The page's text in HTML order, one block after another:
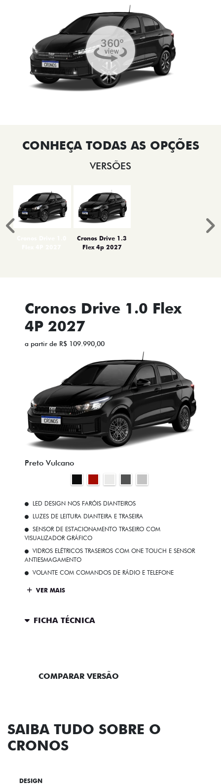
VERSÕES
Cronos Drive 1.3
Flex 4p 2027
Anterior
Cronos Drive 1.0 Flex
4P 2027
a partir de R$ 109.990,00
Preto Vulcano
LED DESIGN NOS FARÓIS DIANTEIROS
LUZES DE LEITURA DIANTEIRA E TRASEIRA
SENSOR DE ESTACIONAMENTO TRASEIRO COM
VISUALIZADOR GRÁFICO
VIDROS ELÉTRICOS TRASEIROS COM ONE TOUCH E SENSOR
ANTIESMAGAMENTO
VOLANTE COM COMANDOS DE RÁDIO E TELEFONE
VER MAIS
FICHA TÉCNICA
COMPARAR VERSÃO
SAIBA TUDO SOBRE O
CRONOS
DESIGN